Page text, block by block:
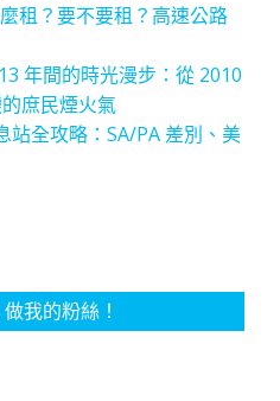
租？要不要租？高速公路
年間的時光漫步：從 2010
庶民煙火氣
站全攻略：SA/PA 差別、美
我的粉絲！